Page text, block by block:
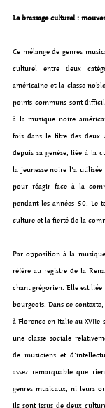
Le brassage culturel :
Ce mélange de genres
culturel entre deux
américaine et la classe
points communs sont
à la musique noire
fois dans le titre des deux
depuis sa genèse, liée à la
la jeunesse noire l'a
pour réagir face à la
pendant les années 50. Le
culture et la fierté de la
Par opposition à la
réfère au registre de la
chant grégorien. Elle est
bourgeois. Dans ce
à Florence en Italie au
une classe sociale
de musiciens et
assez remarquable que
genres musicaux, ni leurs